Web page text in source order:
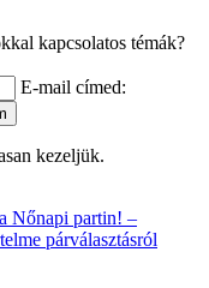
kapcsolatos témák?
E-mail címed:
kezeljük.
Nőnapi partin! –
párválasztásról